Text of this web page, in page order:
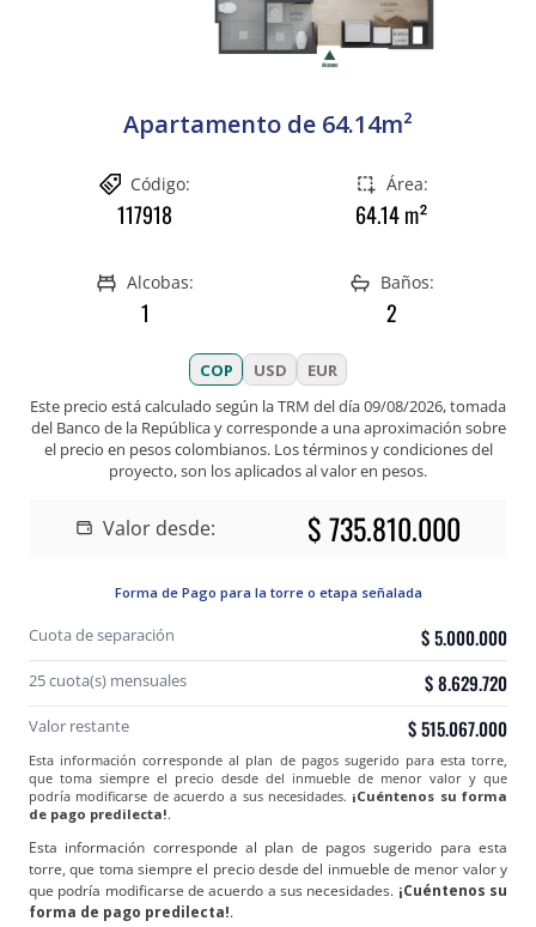
Apartamento de 64.14m²
Código:
117918
Área:
64.14m²
Alcobas:
1
Baños:
2
COP USD
EUR
Este precio está calculado según la TRM del día09/08/2026, tomada
del Banco de la República y corresponde a una aproximación sobre
el precio en pesos colombianos. Los términos y condiciones del
proyecto, son los aplicados al valor en pesos.
Valor desde: $ 735.810.000
Forma de Pago para la torre o etapa señalada
Cuota de separación $5.000.000
25cuota(s) mensuales $8.629.720
Valor restante $515.067.000
Esta información corresponde al plan de pagos sugerido para esta torre,
que toma siempre el precio desde del inmueble de menor valor y que
podría modificarse de acuerdo a sus necesidades. ¡Cuéntenos su forma
de pago predilecta!.
Esta información corresponde al plan de pagos sugerido para esta
torre, que toma siempre el precio desde del inmueble de menor valor y
que podría modificarse de acuerdo a sus necesidades. ¡Cuéntenos su
forma de pago predilecta!.